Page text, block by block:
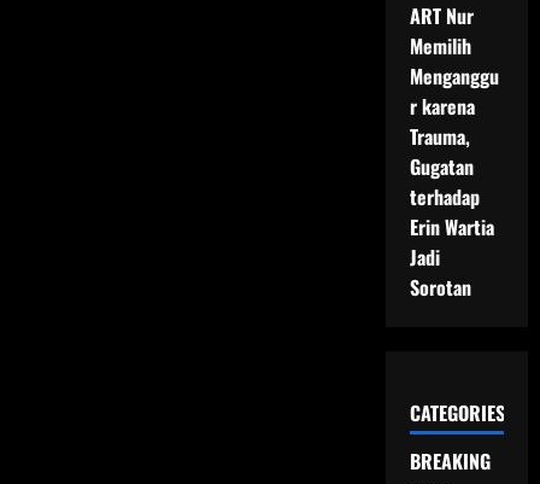
ART Nur
Memilih
Menganggu
r karena
Trauma,
Gugatan
terhadap
Erin Wartia
Jadi
Sorotan
CATEGORIES
BREAKING